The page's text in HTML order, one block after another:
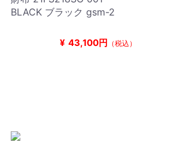
BLACK ブラック gsm-2
¥ 43,100円 （税込）